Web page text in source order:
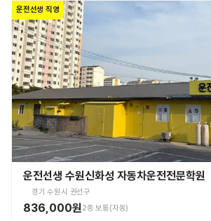
운전선생 직영
운전선생 수원신화성 자동차운전전문학원
경기 수원시 권선구
836,000원2종 보통(자동)